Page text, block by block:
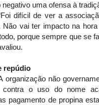
negativo uma ofensa à
difícil de ver a
Não vai ter impacto na
porque sempre que se
repúdio
organização não
contra o uso do nome
pagamento de propina